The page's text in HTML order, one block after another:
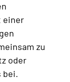
einer
zu
oder
bei.